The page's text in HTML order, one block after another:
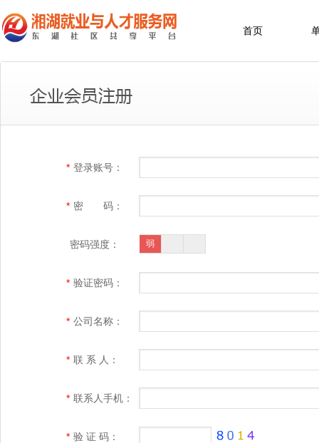
首页
* 登录账号：
* 密 码：
密码强度： 弱
* 验证密码：
* 公司名称：
* 联 系 人：
* 联系人手机：
* 验 证 码：